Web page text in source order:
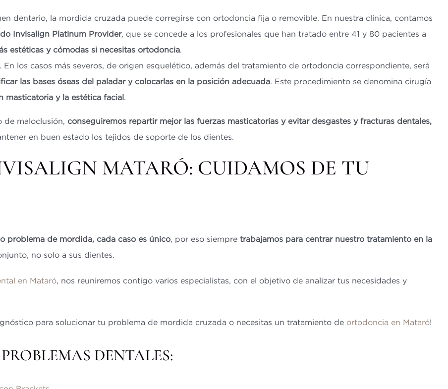
dentario, la mordida cruzada puede corregirse con ortodoncia fija o removible. En nuestra clínica, contamos
Invisalign Platinum Provider, que se concede a los profesionales que han tratado entre 41 y 80 pacientes a
estéticas y cómodas si necesitas ortodoncia.
En los casos más severos, de origen esquelético, además del tratamiento de ortodoncia correspondiente, será
las bases óseas del paladar y colocarlas en la posición adecuada. Este procedimiento se denomina cirugía
masticatoria y la estética facial.
de maloclusión, conseguiremos repartir mejor las fuerzas masticatorias y evitar desgastes y fracturas dentales,
en buen estado los tejidos de soporte de los dientes.
MATARÓ: CUIDAMOS DE TU
problema de mordida, cada caso es único, por eso siempre trabajamos para centrar nuestro tratamiento en la
no solo a sus dientes.
en Mataró, nos reuniremos contigo varios especialistas, con el objetivo de analizar tus necesidades y
para solucionar tu problema de mordida cruzada o necesitas un tratamiento deortodoncia en Mataró!
DENTALES: